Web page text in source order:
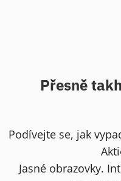
Přesně
Podívejte se, jak
Jasné obrazovky.